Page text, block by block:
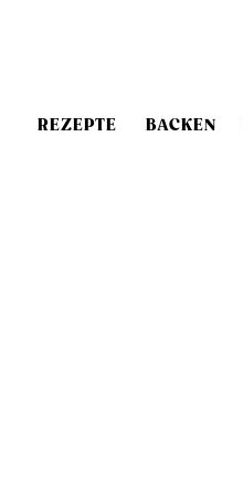
REZEPTE BACKEN